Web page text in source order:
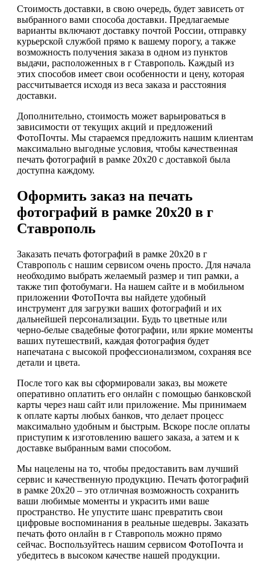
Стоимость доставки, в свою очередь, будет зависеть от
выбранного вами способа доставки. Предлагаемые
варианты включают доставку почтой России, отправку
курьерской службой прямо к вашему порогу, а также
возможность получения заказа в одном из пунктов
выдачи, расположенных в г Ставрополь. Каждый из
этих способов имеет свои особенности и цену, которая
рассчитывается исходя из веса заказа и расстояния
доставки.
Дополнительно, стоимость может варьироваться в
зависимости от текущих акций и предложений
ФотоПочты. Мы стараемся предложить нашим клиентам
максимально выгодные условия, чтобы качественная
печать фотографий в рамке 20х20 с доставкой была
доступна каждому.
Оформить заказ на печать
фотографий в рамке 20х20 в г
Ставрополь
Заказать печать фотографий в рамке 20х20 в г
Ставрополь с нашим сервисом очень просто. Для начала
необходимо выбрать желаемый размер и тип рамки, а
также тип фотобумаги. На нашем сайте и в мобильном
приложении ФотоПочта вы найдете удобный
инструмент для загрузки ваших фотографий и их
дальнейшей персонализации. Будь то цветные или
черно-белые свадебные фотографии, или яркие моменты
ваших путешествий, каждая фотография будет
напечатана с высокой профессионализмом, сохраняя все
детали и цвета.
После того как вы сформировали заказ, вы можете
оперативно оплатить его онлайн с помощью банковской
карты через наш сайт или приложение. Мы принимаем
к оплате карты любых банков, что делает процесс
максимально удобным и быстрым. Вскоре после оплаты
приступим к изготовлению вашего заказа, а затем и к
доставке выбранным вами способом.
Мы нацелены на то, чтобы предоставить вам лучший
сервис и качественную продукцию. Печать фотографий
в рамке 20х20 – это отличная возможность сохранить
ваши любимые моменты и украсить ими ваше
пространство. Не упустите шанс превратить свои
цифровые воспоминания в реальные шедевры. Заказать
печать фото онлайн в г Ставрополь можно прямо
сейчас. Воспользуйтесь нашим сервисом ФотоПочта и
убедитесь в высоком качестве нашей продукции.